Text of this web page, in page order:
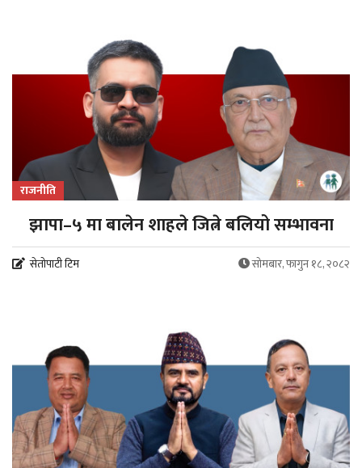
राजनीति
झापा–५ मा बालेन शाहले जित्ने बलियो सम्भावना
सेतोपाटी टिम सोमबार, फागुन १८, २०८२